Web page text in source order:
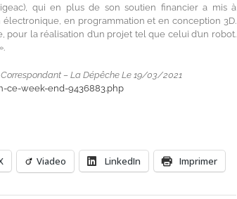
qui en plus de son soutien financier a mis à
en programmation et en conception 3D.
la réalisation d’un projet tel que celui d’un robot.
Le 19/03/2021
week-end-9436883.php
Viadeo LinkedIn Imprimer